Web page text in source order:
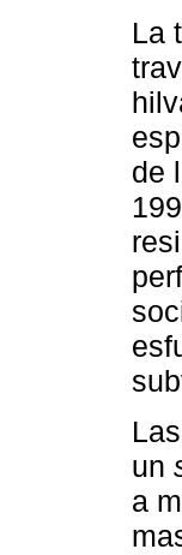
La
de
un
a